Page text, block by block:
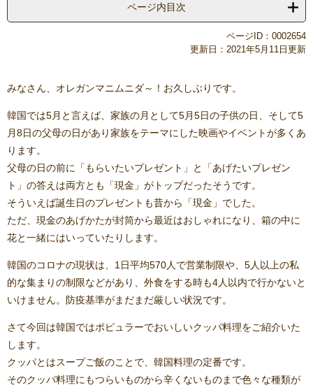
ページ内目次
ページID：0002654
更新日：2021年5月11日更新
みなさん、オレガンマニムニダ～！お久しぶりです。
韓国では5月と言えば、家族の月として5月5日の子供の日、そして5
月8日の父母の日があり家族をテーマにした映画やイベントが多くあ
ります。
父母の日の前に「もらいたいプレゼント」と「あげたいプレゼン
ト」の答えは両方とも「現金」がトップだったそうです。
そういえば誕生日のプレゼントも昔から「現金」でした。
ただ、現金のあげかたが封筒から最近はおしゃれになり、箱の中に
花と一緒にはいっていたりします。
韓国のコロナの現状は、1日平均570人で営業制限や、5人以上の私
的な集まりの制限などがあり、外食をする時も4人以内で行かないと
いけません。防疫基準がまだまだ厳しい状況です。
さて今回は韓国ではポピュラーでおいしいクッパ料理をご紹介いた
します。
クッパとはスープご飯のことで、韓国料理の定番です。
そのクッパ料理にもつらいものから辛くないものまで色々な種類が